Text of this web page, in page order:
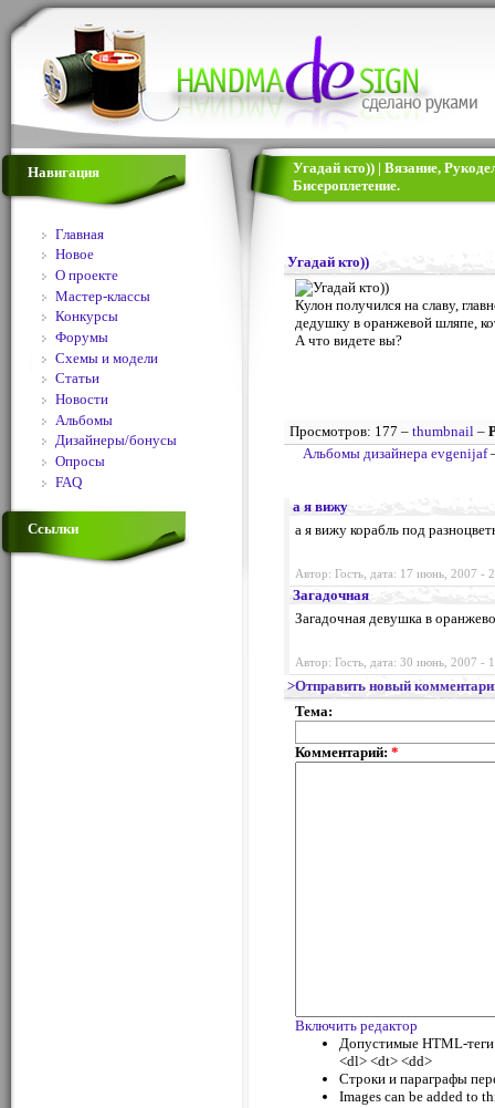
Навигация
Главная
Новое
О проекте
Мастер-классы
Конкурсы
Форумы
Схемы и модели
Статьи
Новости
Альбомы
Дизайнеры/бонусы
Опросы
FAQ
Ссылки
Угадай кто)) | Вязание,
Бисероплетение.
Угадай кто))
Кулон получился на славу,
дедушку в оранжевой шляпе,
А что видете вы?
Просмотров: 177 – thumbnail –
Альбомы дизайнера evgenijaf
а я вижу
а я вижу корабль под
Автор: Гость, дата: 17 июнь, 2007 -
Загадочная
Загадочная девушка в
Автор: Гость, дата: 30 июнь, 2007 -
>Отправить новый
Тема:
Комментарий: *
Включить редактор
Допустимые HTML-
<dl> <dt> <dd>
Строки и параграфы
Images can be added to